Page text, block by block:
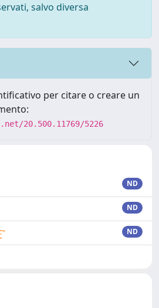
salvo diversa
per citare o creare un
20.500.11769/5226
ND
ND
ND